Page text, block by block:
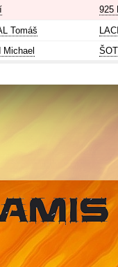
925
Tomáš
Michael